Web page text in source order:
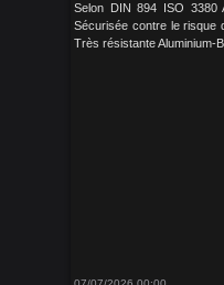
Selon DIN 894 ISO 3380
Sécurisée contre le risque
Très résistante Aluminium-